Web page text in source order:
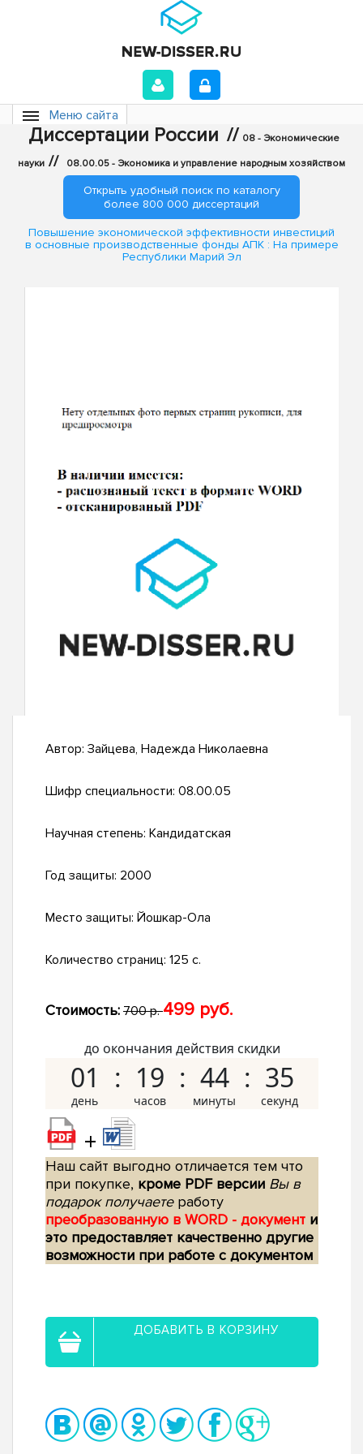
Меню сайта
Диссертации России // 08 - Экономические
науки // 08.00.05 - Экономика и управление народным хозяйством
Открыть удобный поиск по каталогу
более 800 000 диссертаций
Повышение экономической эффективности инвестиций
в основные производственные фонды АПК : На примере
Республики Марий Эл
Автор: Зайцева, Надежда Николаевна
Шифр специальности: 08.00.05
Научная степень: Кандидатская
Год защиты: 2000
Место защиты: Йошкар-Ола
Количество страниц: 125 с.
Стоимость: 700 р.499 руб.
до окончания действия скидки
01 19 44 34
+
Наш сайт выгодно отличается тем что
при покупке, кроме PDF версии Вы в
подарок получаетеработу
преобразованную в WORD - документ и
это предоставляет качественно другие
возможности при работе с документом
ДОБАВИТЬ В КОРЗИНУ